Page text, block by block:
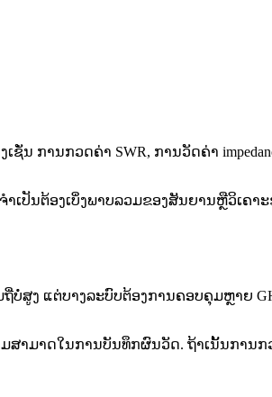
ການກວດຄ່າ SWR, ການວັດຄ່າ
ຈໍາເປັນຕ້ອງເບິ່ງພາບລວມຂອງສັນຍານຫຼືວິເຄ
ບໍ່ສູງ ແຕ່ບາງລະບົບຕ້ອງການຄອບຄຸມຫຼາຍ
ສາມາດໃນການບັນທຶກຜົນວັດ. ຖ້າເນັ້ນການ